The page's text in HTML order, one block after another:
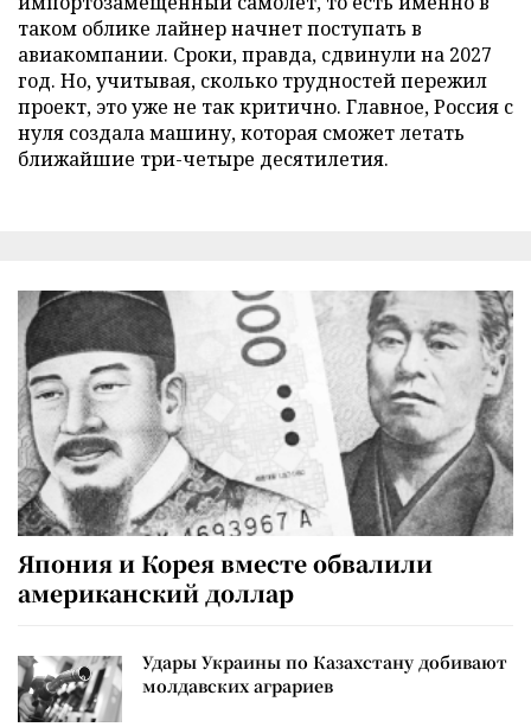
таком облике лайнер начнет поступать в
авиакомпании. Сроки, правда, сдвинули на 2027
год. Но, учитывая, сколько трудностей пережил
проект, это уже не так критично. Главное, Россия с
нуля создала машину, которая сможет летать
ближайшие три-четыре десятилетия.
Япония и Корея вместе обвалили
американский доллар
Удары Украины по Казахстану добивают
молдавских аграриев